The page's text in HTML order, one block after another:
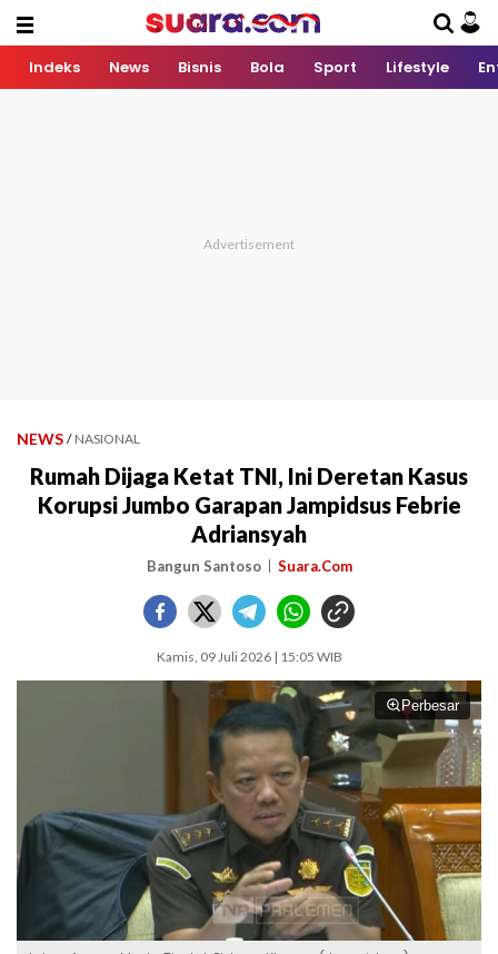
Indeks News Bisnis Bola Sport Lifestyle
NEWS / NASIONAL
Rumah Dijaga Ketat TNI, Ini Deretan Kasus
Korupsi Jumbo Garapan Jampidsus Febrie
Adriansyah
Bangun Santoso Suara.Com
Kamis, 09 Juli 2026 | 15:05 WIB
Perbesar